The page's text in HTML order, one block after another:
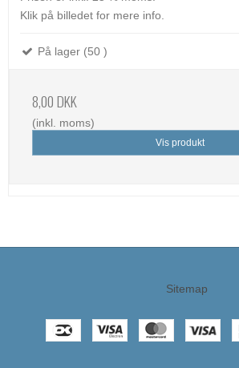
Klik på billedet for mere info.
På lager (50 )
8,00 DKK
(inkl. moms)
Vis produkt
Sitemap